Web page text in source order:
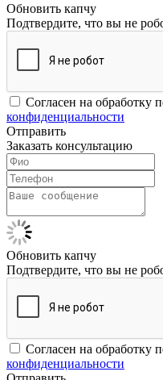
Обновить капчу
Подтвердите, что вы не
Согласен на обработку
конфиденциальности
Отправить
Заказать консультацию
Обновить капчу
Подтвердите, что вы не
Согласен на обработку
конфиденциальности